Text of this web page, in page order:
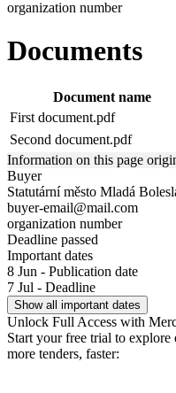
organization number
Documents
Document name
First document.pdf
Second document.pdf
Information on this page
Buyer
Statutární město Mladá
buyer-email@mail.com
organization number
Deadline passed
Important dates
8 Jun - Publication date
7 Jul - Deadline
Show all important dates
Unlock Full Access with
Start your free trial to
more tenders, faster: